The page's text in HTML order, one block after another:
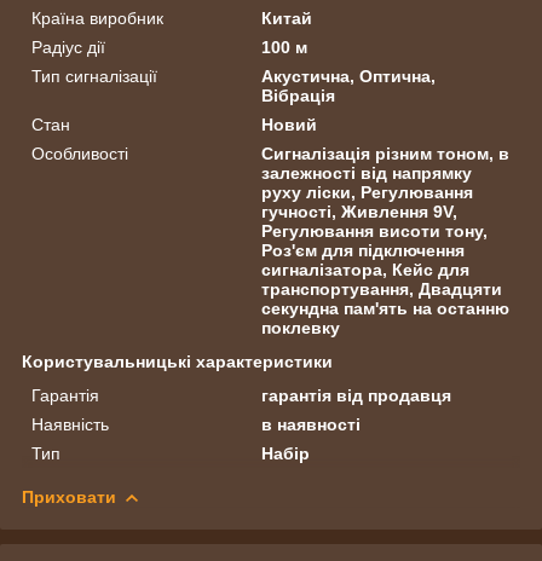
Країна виробник
Китай
Радіус дії
100 м
Тип сигналізації
Акустична, Оптична,
Вібрація
Стан
Новий
Особливості
Сигналізація різним тоном, в
залежності від напрямку
руху ліски, Регулювання
гучності, Живлення 9V,
Регулювання висоти тону,
Роз'єм для підключення
сигналізатора, Кейс для
транспортування, Двадцяти
секундна пам'ять на останню
поклевку
Користувальницькі характеристики
Гарантія
гарантія від продавця
Наявність
в наявності
Тип
Набір
Приховати